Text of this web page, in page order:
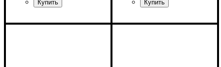
Ширина: 51 см
Ширина: 45,4 см